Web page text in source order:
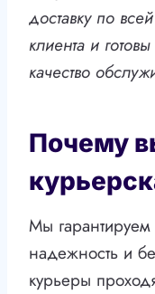
доставку по
клиента и
качество
Почему
Мы
надежность и
курьеры